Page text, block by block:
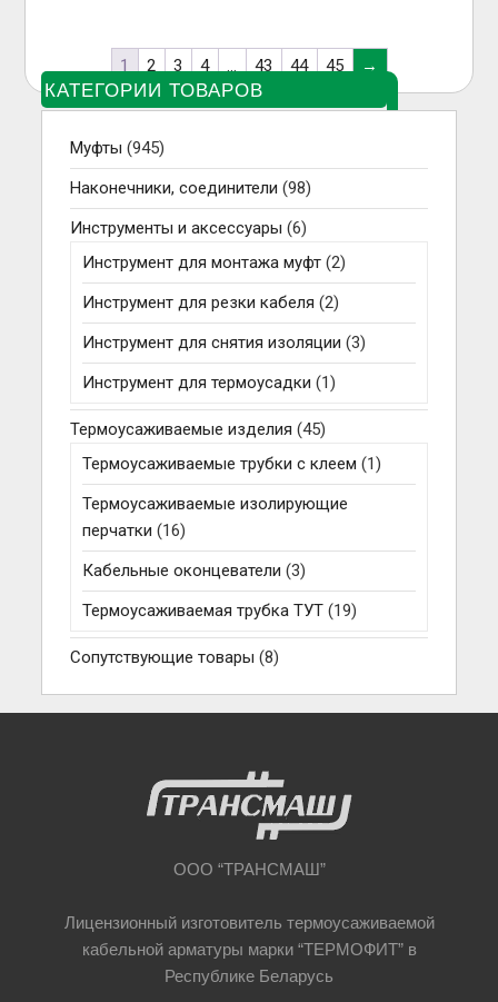
1 2 3 4 … 43 44 45 →
КАТЕГОРИИ ТОВАРОВ
Муфты (945)
Наконечники, соединители (98)
Инструменты и аксессуары (6)
Инструмент для монтажа муфт (2)
Инструмент для резки кабеля (2)
Инструмент для снятия изоляции (3)
Инструмент для термоусадки (1)
Термоусаживаемые изделия (45)
Термоусаживаемые трубки с клеем (1)
Термоусаживаемые изолирующие
перчатки (16)
Кабельные оконцеватели (3)
Термоусаживаемая трубка ТУТ (19)
Сопутствующие товары (8)
ООО “ТРАНСМАШ”
Лицензионный изготовитель термоусаживаемой
кабельной арматуры марки “ТЕРМОФИТ” в
Республике Беларусь